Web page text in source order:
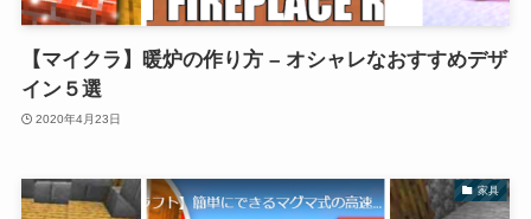
【マイクラ】暖炉の作り方 – オシャレなおすすめデザ
イン５選
2020年4月23日
家具